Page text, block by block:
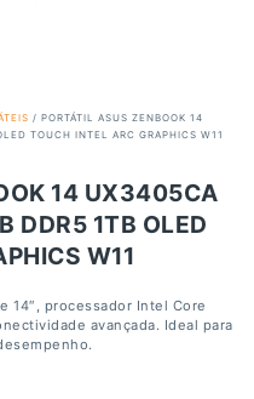
/ PORTÁTIL ASUS ZENBOOK 14
TOUCH INTEL ARC GRAPHICS W11
14 UX3405CA
DDR5 1TB OLED
W11
14″, processador Intel Core
avançada. Ideal para